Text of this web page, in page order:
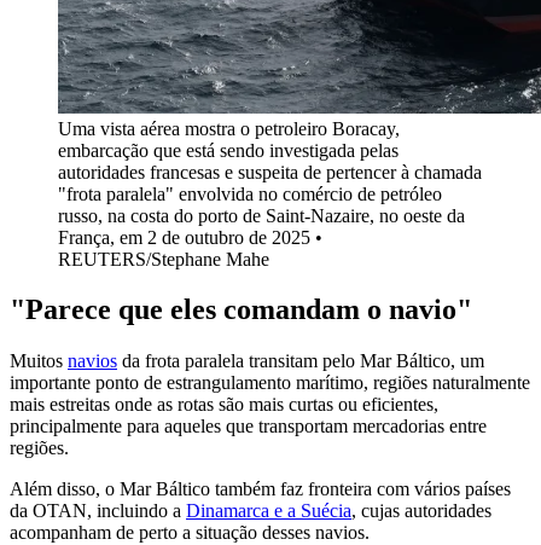
Uma vista aérea mostra o petroleiro Boracay,
embarcação que está sendo investigada pelas
autoridades francesas e suspeita de pertencer à chamada
"frota paralela" envolvida no comércio de petróleo
russo, na costa do porto de Saint-Nazaire, no oeste da
França, em 2 de outubro de 2025 •
REUTERS/Stephane Mahe
"Parece que eles comandam o navio"
Muitos navios da frota paralela transitam pelo Mar Báltico, um
importante ponto de estrangulamento marítimo, regiões naturalmente
mais estreitas onde as rotas são mais curtas ou eficientes,
principalmente para aqueles que transportam mercadorias entre
regiões.
Além disso, o Mar Báltico também faz fronteira com vários países
da OTAN, incluindo a Dinamarca e a Suécia, cujas autoridades
acompanham de perto a situação desses navios.